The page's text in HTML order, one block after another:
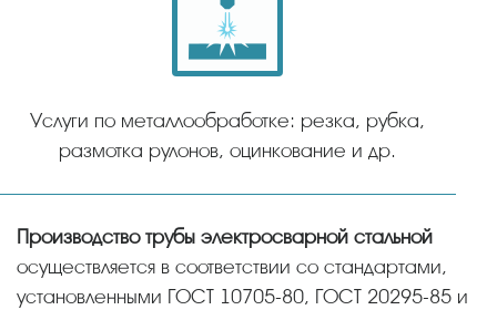
Услуги по металлообработке: резка, рубка,
размотка рулонов, оцинкование и др.
Производство трубы электросварной стальной
осуществляется в соответствии со стандартами,
установленными ГОСТ 10705-80, ГОСТ 20295-85 и